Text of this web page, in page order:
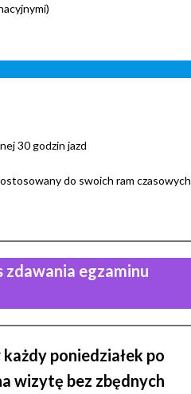
30 godzin jazd
do swoich ram czasowych
zdawania egzaminu
poniedziałek po
wizytę bez zbędnych